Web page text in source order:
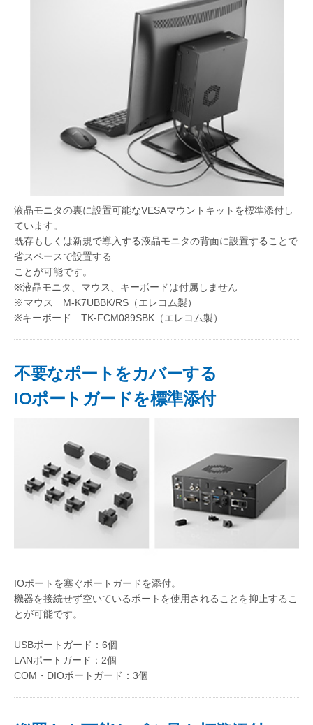
液晶モニタの裏に設置可能なVESAマウントキットを標準添付し
ています。
既存もしくは新規で導入する液晶モニタの背面に設置することで
省スペースで設置する
ことが可能です。
※液晶モニタ、マウス、キーボードは付属しません
※マウス M-K7UBBK/RS（エレコム製）
※キーボード TK-FCM089SBK（エレコム製）
不要なポートをカバーする
IOポートガードを標準添付
IOポートを塞ぐポートガードを添付。
機器を接続せず空いているポートを使用されることを抑止するこ
とが可能です。
USBポートガード：6個
LANポートガード：2個
COM・DIOポートガード：3個